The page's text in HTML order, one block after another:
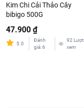
Kim Chi Cải Thảo Cây
bibigo 500G
47.900 ₫
5.0
Đánh
giá:6
92 Lượt
xem